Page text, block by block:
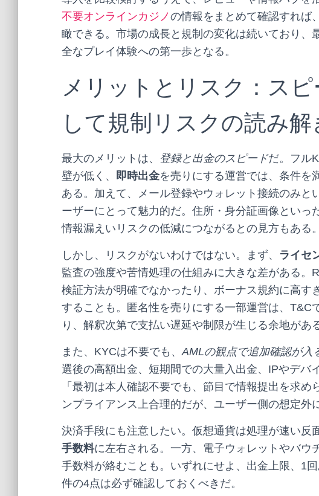
不要オンラインカジノの情報をまとめて確認すれば
瞰できる。市場の成長と規制の変化は続いており、
全なプレイ体験への第一歩となる。
メリットとリスク：ス
して規制リスクの読み解
最大のメリットは、 登録と出金のスピードだ。フル
壁が低く、 即時出金を売りにする運営では、条件を
ある。加えて、メール登録やウォレット接続のみと
ーザーにとって魅力的だ。住所・身分証画像といっ
情報漏えいリスクの低減につながるとの見方もある。
しかし、リスクがないわけではない。まず、 ライセ
監査の強度や苦情処理の仕組みに大きな差がある。
検証方法が明確でなかったり、ボーナス規約に高す
することも。匿名性を売りにする一部運営は、T&C
り、解釈次第で支払い遅延や制限が生じる余地がある
また、KYCは不要でも、AMLの観点で追加確認が入
選後の高額出金、短期間での大量入出金、IPやデバ
「最初は本人確認不要でも、節目で情報提出を求
ンプライアンス上合理的だが、ユーザー側の想定外
決済手段にも注意したい。仮想通貨は処理が速い反面
手数料に左右される。一方、電子ウォレットやバウ
手数料が絡むことも。いずれにせよ、出金上限、1
件の4点は必ず確認しておくべきだ。